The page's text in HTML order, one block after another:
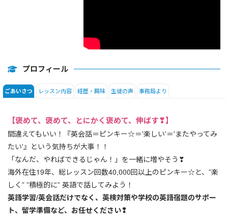
プロフィール
ごあいさつ レッスン内容 経歴・興味 生徒の声 事務局より
【褒めて、褒めて、とにかく褒めて、伸ばす❣】
間違えてもいい！『英会話＝ピンキー☆＝'楽しい'＝'またやってみ
たい'』という気持ちが大事！！
「なんだ、やればできるじゃん！」を一緒に増やそう❣
海外在住19年、総レッスン回数40,000回以上のピンキー☆と、”楽
しく” ”積極的に” 英語で話してみよう！
英語学習/英会話だけでなく、英検対策や学校の英語宿題のサポー
ト、留学準備など、お任せください❢